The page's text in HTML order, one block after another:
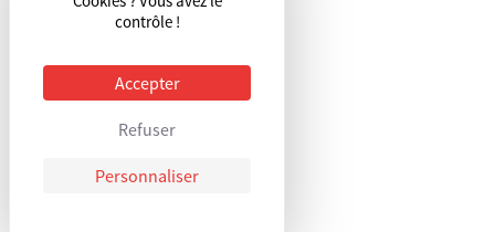
contrôle !
Accepter
Refuser
Personnaliser